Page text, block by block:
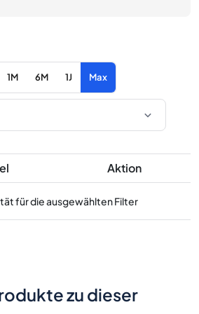
1M 6M 1J Max
Aktion
für die ausgewählten Filter
zu dieser